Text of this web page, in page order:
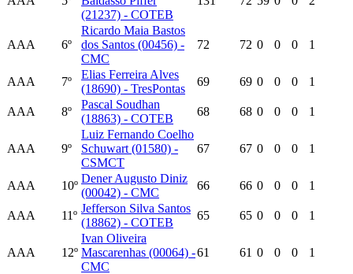
(21237) - COTEB
AAA 6º
Ricardo Maia Bastos
dos Santos (00456) -
CMC
72 72 0 0 0 1
AAA 7º
Elias Ferreira Alves
(18690) - TresPontas
69 69 0 0 0 1
AAA 8º
Pascal Soudhan
(18863) - COTEB
68 68 0 0 0 1
AAA 9º
Luiz Fernando Coelho
Schuwart (01580) -
CSMCT
67 67 0 0 0 1
AAA 10º
Dener Augusto Diniz
(00042) - CMC
66 66 0 0 0 1
AAA 11º
Jefferson Silva Santos
(18862) - COTEB
65 65 0 0 0 1
AAA 12º
Ivan Oliveira
Mascarenhas (00064) -
CMC
61 61 0 0 0 1